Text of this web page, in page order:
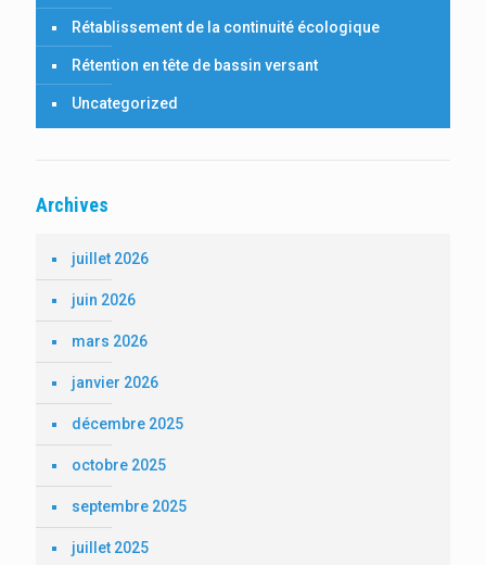
Rétablissement de la continuité écologique
Rétention en tête de bassin versant
Uncategorized
Archives
juillet 2026
juin 2026
mars 2026
janvier 2026
décembre 2025
octobre 2025
septembre 2025
juillet 2025